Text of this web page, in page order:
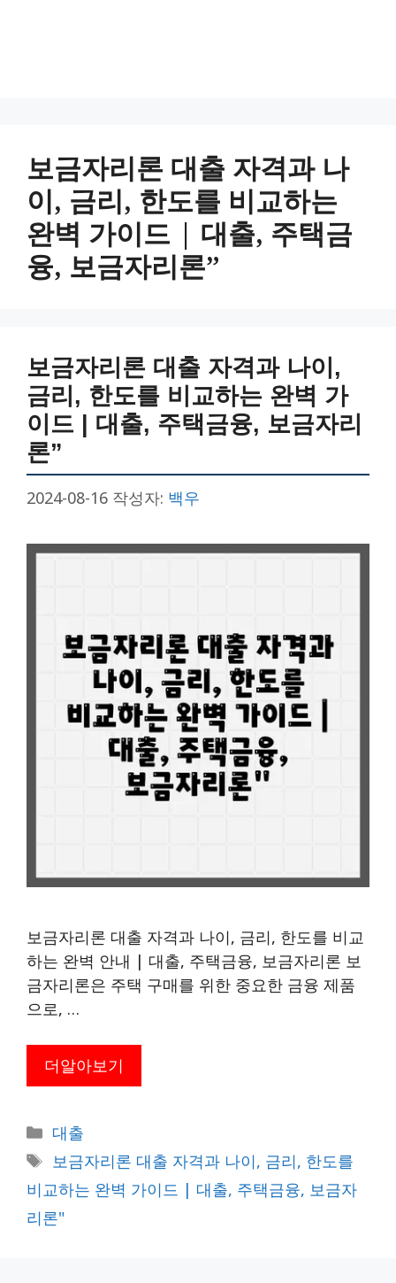
보금자리론 대출 자격과 나
이, 금리, 한도를 비교하는
완벽 가이드 | 대출, 주택금
융, 보금자리론”
보금자리론 대출 자격과 나이,
금리, 한도를 비교하는 완벽 가
이드 | 대출, 주택금융, 보금자리
론”
2024-08-16 작성자: 백우
보금자리론 대출 자격과 나이, 금리, 한도를 비교
하는 완벽 안내 | 대출, 주택금융, 보금자리론 보
금자리론은 주택 구매를 위한 중요한 금융 제품
으로, …
더알아보기
카
테
리
대출
태
그
보금자리론 대출 자격과 나이, 금리, 한도를
비교하는 완벽 가이드 | 대출, 주택금융, 보금자
리론"